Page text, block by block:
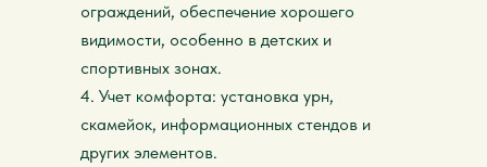
ограждений, обеспечение хорошего
видимости, особенно в детских и
спортивных зонах.
4. Учет комфорта: установка урн,
скамейок, информационных стендов и
других элементов.